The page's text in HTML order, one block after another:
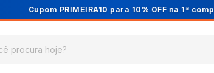
Cupom PRIMEIRA10 para 10% OFF na 1ª compra